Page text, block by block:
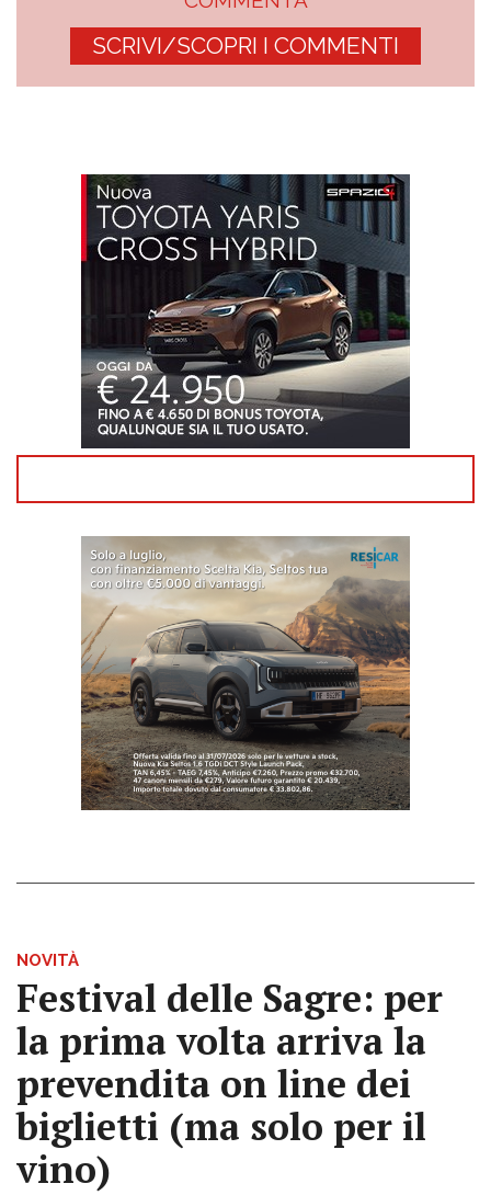
SCRIVI/SCOPRI I COMMENTI
NOVITÀ
Festival delle Sagre: per
la prima volta arriva la
prevendita on line dei
biglietti (ma solo per il
vino)